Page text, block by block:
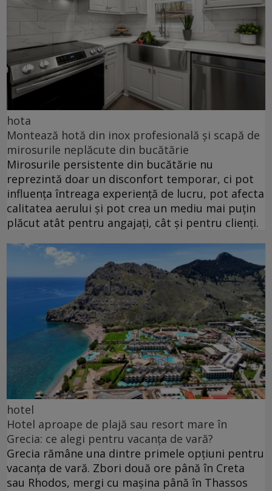
hota
Montează hotă din inox profesională și scapă de
mirosurile neplăcute din bucătărie
Mirosurile persistente din bucătărie nu
reprezintă doar un disconfort temporar, ci pot
influența întreaga experiență de lucru, pot afecta
calitatea aerului și pot crea un mediu mai puțin
plăcut atât pentru angajați, cât și pentru clienți.
hotel
Hotel aproape de plajă sau resort mare în
Grecia: ce alegi pentru vacanța de vară?
Grecia rămâne una dintre primele opțiuni pentru
vacanța de vară. Zbori două ore până în Creta
sau Rhodos, mergi cu mașina până în Thassos